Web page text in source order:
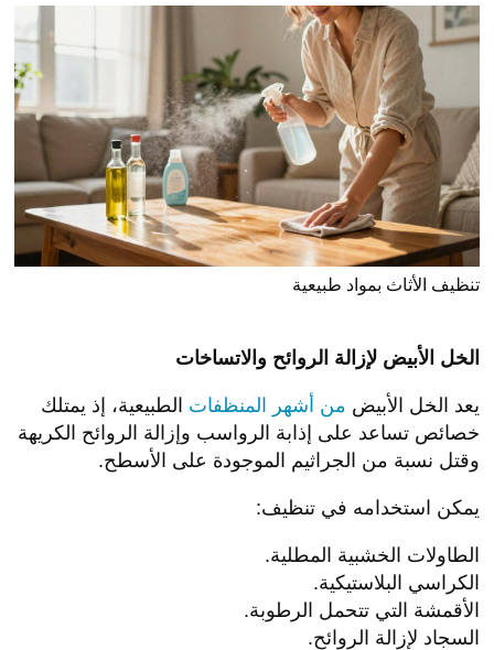
تنظيف الأثاث بمواد طبيعية
الخل الأبيض لإزالة الروائح والاتساخات
يعد الخل الأبيض من أشهر المنظفات الطبيعية، إذ يمتلك
خصائص تساعد على إذابة الرواسب وإزالة الروائح الكريهة
وقتل نسبة من الجراثيم الموجودة على الأسطح.
يمكن استخدامه في تنظيف:
الطاولات الخشبية المطلية.
الكراسي البلاستيكية.
الأقمشة التي تتحمل الرطوبة.
السجاد لإزالة الروائح.